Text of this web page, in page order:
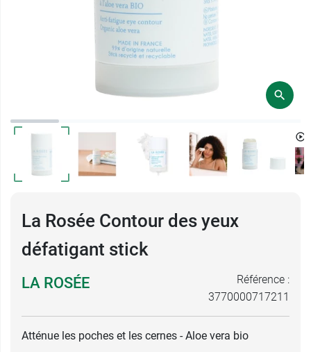
La Rosée Contour des yeux
défatigant stick
LA ROSÉE
Référence :
3770000717211
Atténue les poches et les cernes - Aloe vera bio